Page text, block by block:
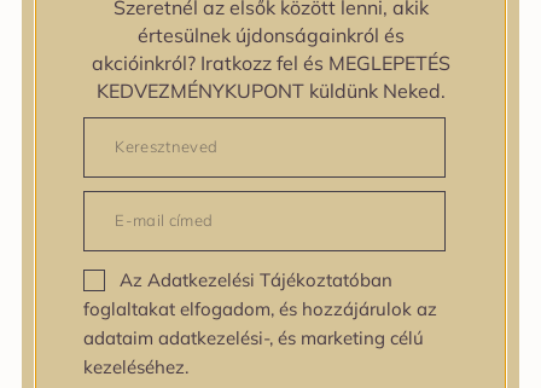
zipiderm
Bőrállapot
Bőrállapot
Bőrtípus
Bőrtípus
Kombinált
Száraz
Zsíros
Bőrprobléma
Bőrprobléma
Bőrpír
Dehidratált bőr
Szeretnél az elsők között lenni, akik
értesülnek újdonságainkról és
akcióinkról? Iratkozz fel és MEGLEPETÉS
KEDVEZMÉNYKUPONT küldünk Neked.
Az Adatkezelési Tájékoztatóban
foglaltakat elfogadom, és hozzájárulok az
adataim adatkezelési-, és marketing célú
kezeléséhez.